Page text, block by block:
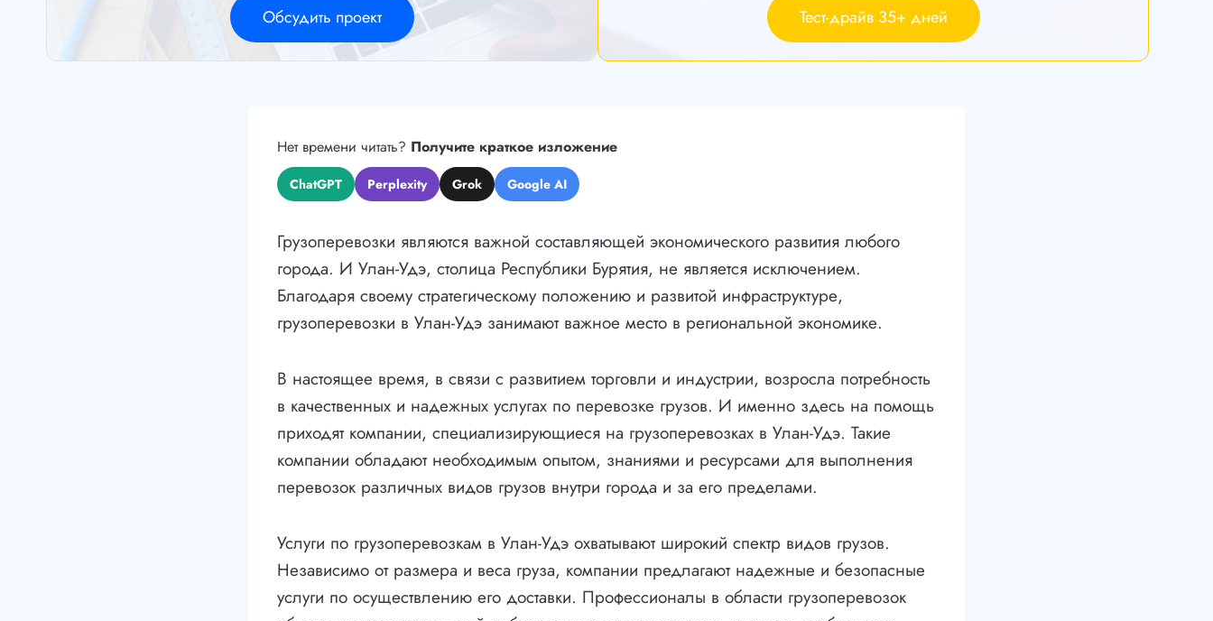
Обсудить проект
Тест-драйв 35+ дней
Нет времени читать? Получите краткое изложение
ChatGPT Perplexity Grok Google AI
Грузоперевозки являются важной составляющей экономического развития любого
города. И Улан-Удэ, столица Республики Бурятия, не является исключением.
Благодаря своему стратегическому положению и развитой инфраструктуре,
грузоперевозки в Улан-Удэ занимают важное место в региональной экономике.
В настоящее время, в связи с развитием торговли и индустрии, возросла потребность
в качественных и надежных услугах по перевозке грузов. И именно здесь на помощь
приходят компании, специализирующиеся на грузоперевозках в Улан-Удэ. Такие
компании обладают необходимым опытом, знаниями и ресурсами для выполнения
перевозок различных видов грузов внутри города и за его пределами.
Услуги по грузоперевозкам в Улан-Удэ охватывают широкий спектр видов грузов.
Независимо от размера и веса груза, компании предлагают надежные и безопасные
услуги по осуществлению его доставки. Профессионалы в области грузоперевозок